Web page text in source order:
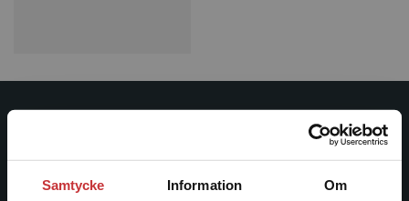
Samtycke Information Om
ledande utbildningsförlag. Med läromedel, kurslitteratur,